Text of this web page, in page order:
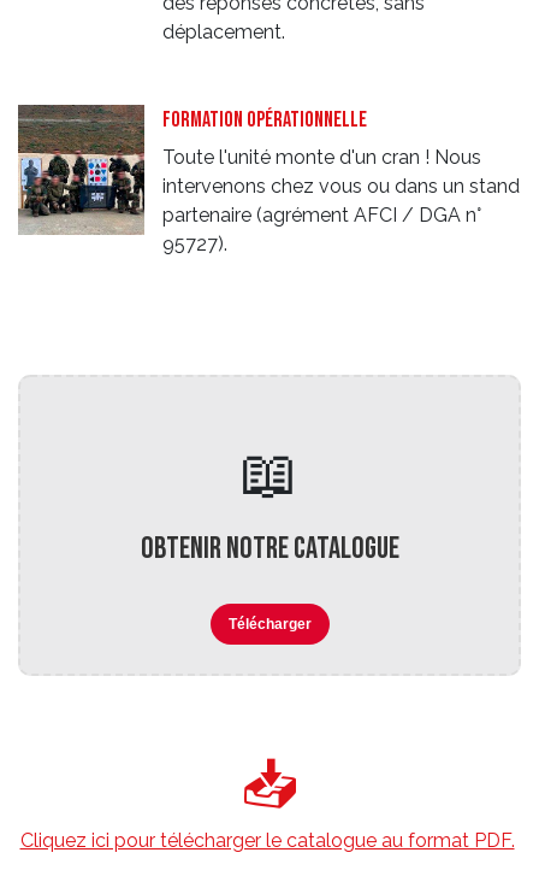
déplacement.
Formation opérationnelle
Toute l'unité monte d'un cran ! Nous
intervenons chez vous ou dans un stand
partenaire (agrément AFCI / DGA n°
95727).
📖
Obtenir notre Catalogue
Télécharger
📥
Cliquez ici pour télécharger le catalogue au format PDF.